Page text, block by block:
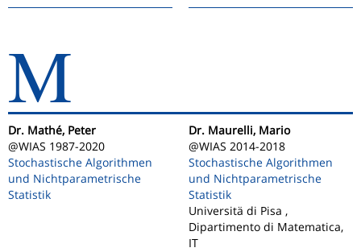
M
Dr. Mathé, Peter
@WIAS 1987-2020
Stochastische Algorithmen
und Nichtparametrische
Statistik
Dr. Maurelli, Mario
@WIAS 2014-2018
Stochastische Algorithmen
und Nichtparametrische
Statistik
Universitä di Pisa ,
Dipartimento di Matematica,
IT